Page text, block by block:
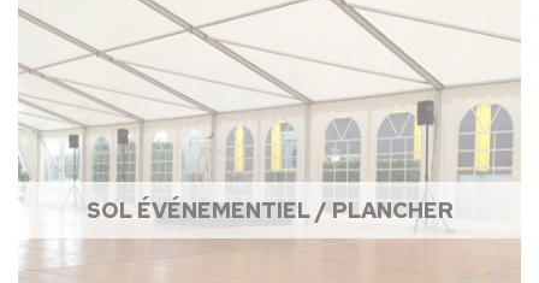
SOL ÉVÉNEMENTIEL / PLANCHER